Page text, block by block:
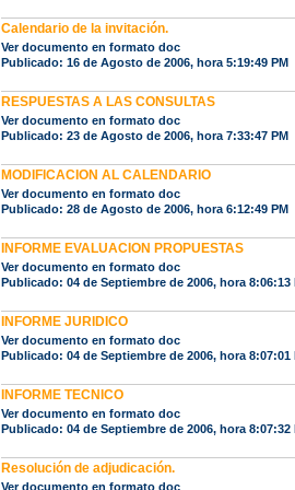
Calendario de la invitación.
Ver documento en formato doc
Publicado: 16 de Agosto de 2006, hora 5:19:49 PM
RESPUESTAS A LAS CONSULTAS
Ver documento en formato doc
Publicado: 23 de Agosto de 2006, hora 7:33:47 PM
MODIFICACION AL CALENDARIO
Ver documento en formato doc
Publicado: 28 de Agosto de 2006, hora 6:12:49 PM
INFORME EVALUACION PROPUESTAS
Ver documento en formato doc
Publicado: 04 de Septiembre de 2006, hora 8:06:13
INFORME JURIDICO
Ver documento en formato doc
Publicado: 04 de Septiembre de 2006, hora 8:07:01
INFORME TECNICO
Ver documento en formato doc
Publicado: 04 de Septiembre de 2006, hora 8:07:32
Resolución de adjudicación.
Ver documento en formato doc